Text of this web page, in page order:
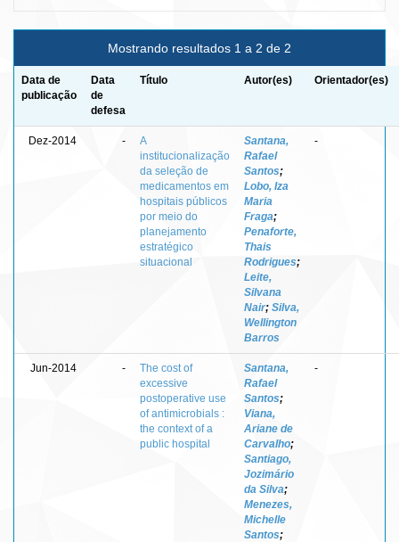
Mostrando resultados 1 a 2 de 2
Data de
publicação
Data
de
defesa
Título Autor(es) Orientador(es)
Dez-2014 -
A
institucionalização
da seleção de
medicamentos em
hospitais públicos
por meio do
planejamento
estratégico
situacional
Santana,
Rafael
Santos;
Lobo, Iza
Maria
Fraga;
Penaforte,
Thais
Rodrigues;
Leite,
Silvana
Nair; Silva,
Wellington
Barros
-
Jun-2014 -
The cost of
excessive
postoperative use
of antimicrobials :
the context of a
public hospital
Santana,
Rafael
Santos;
Viana,
Ariane de
Carvalho;
Santiago,
Jozimário
da Silva;
Menezes,
Michelle
Santos;
-